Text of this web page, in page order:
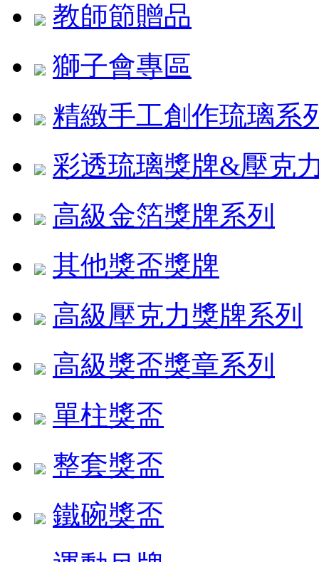
教師節贈品
獅子會專區
精緻手工創作琉璃系
彩透琉璃獎牌&壓克
高級金箔獎牌系列
其他獎盃獎牌
高級壓克力獎牌系列
高級獎盃獎章系列
單柱獎盃
整套獎盃
鐵碗獎盃